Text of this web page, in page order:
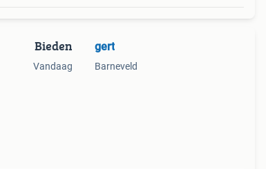
Bieden
Vandaag
gert
Barneveld